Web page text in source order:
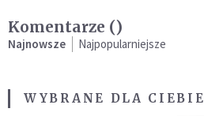
Komentarze ()
Najnowsze Najpopularniejsze
WYBRANE DLA CIEBIE